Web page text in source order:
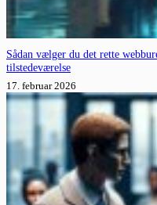
Sådan vælger du det rette
tilstedeværelse
17. februar 2026